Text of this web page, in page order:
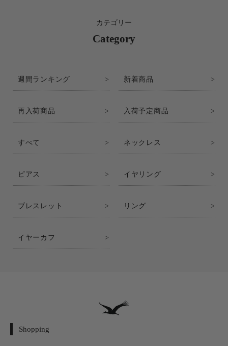
カテゴリー
Category
週間ランキング 新着商品
再入荷商品 入荷予定商品
すべて ネックレス
ピアス イヤリング
ブレスレット リング
イヤーカフ
Shopping